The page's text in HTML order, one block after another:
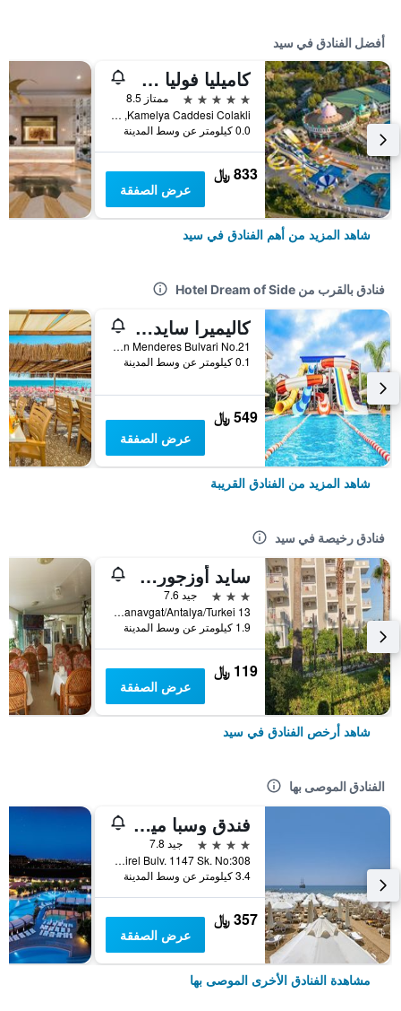
أفضل الفنادق في سيد
كاميليا فوليا هوتل -سشامامل جميع الخدمات
5 نجوم
ممتاز 8.5
Kamelya Caddesi Colakli, سيد, تركيا
0.0 كيلومتر عن وسط المدينة
833 ﷼
عرض الصفقة
شاهد المزيد من أهم الفنادق في سيد
فنادق بالقرب من Hotel Dream of Side
كاليميرا سايد ريزورت - عامامل جميع الخدمات
Selimiye Mahallesi, Adnan Menderes Bulvari No.21, سيد, تركيا
0.1 كيلومتر عن وسط المدينة
549 ﷼
عرض الصفقة
شاهد المزيد من الفنادق القريبة
فنادق رخيصة في سيد
سايد أوزجورهان هوتل
3 نجوم
جيد 7.6
13 Cennetler Caddesi Side Cennetler Caddesi No:13 Manavgat/Antalya/Turkei, سيد, تركيا
1.9 كيلومتر عن وسط المدينة
119 ﷼
عرض الصفقة
شاهد أرخص الفنادق في سيد
الفنادق الموصى بها
فندق وسبا ميرفي صن
4 نجوم
جيد 7.8
Yali Mah. Suleyman Demirel Bulv. 1147 Sk. No:308, سيد, تركيا
3.4 كيلومتر عن وسط المدينة
357 ﷼
عرض الصفقة
مشاهدة الفنادق الأخرى الموصى بها